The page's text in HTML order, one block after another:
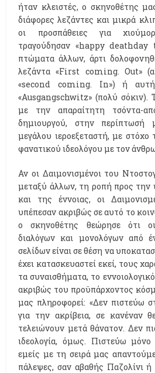
ήταν κλειστές, ο σκηνοθέτης
διάφορες λεζάντες και μικρά
οι προσπάθειες για
τραγούδησαν «happy
πτώματα άλλων, άρτι
λεζάντα «First coming. Out»
«second coming. In») ή
«Ausgangschwitz» (πολύ σόκιν).
με την απαραίτητη τσόντα-
δημιουργού, στην
μεγάλου ιεροεξεταστή, με στόχο
φανατικού ιδεολόγου με τον
Αν οι Δαιμονισμένοι του
μεταξύ άλλων, τη ροπή προς την
και της έννοιας, οι
υπέπεσαν ακριβώς σε αυτό το
ο σκηνοθέτης θεώρησε ότι
διαλόγων και μονολόγων από
σελίδων είναι σε θέση να
έχει κατασκευαστεί εκεί, τους
τα συναισθήματα, το
ακριβώς του προϋπάρχοντος
μας πληροφορεί: «Δεν πιστεύω
για την ακρίβεια, σε κανέναν
τελειώνουν μετά θάνατον. Δεν
ιδεολογία, όμως. Πιστεύω
εμείς με τη σειρά μας
πάλεψες, σαν αβαθής Παζολίνι ή